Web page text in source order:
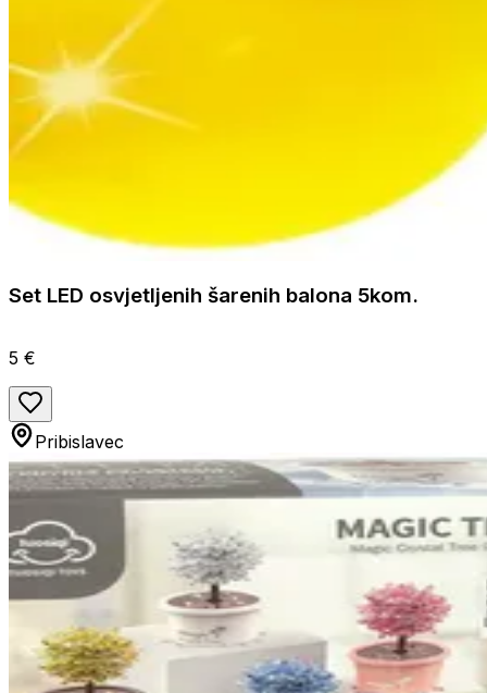
Set LED osvjetljenih šarenih balona 5kom.
5 €
Pribislavec